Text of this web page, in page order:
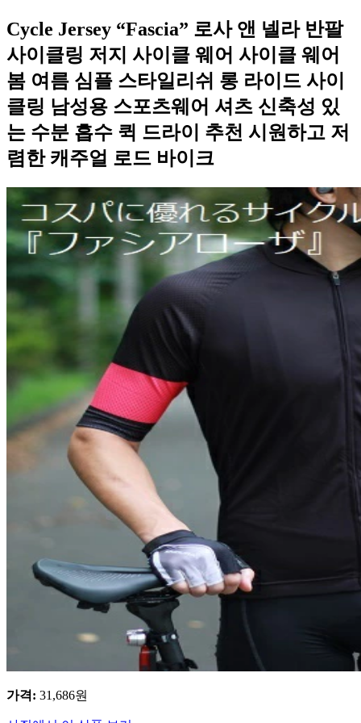
Cycle Jersey “Fascia” 로사 앤 넬라 반팔
사이클링 저지 사이클 웨어 사이클 웨어
봄 여름 심플 스타일리쉬 롱 라이드 사이
클링 남성용 스포츠웨어 셔츠 신축성 있
는 수분 흡수 퀵 드라이 추천 시원하고 저
렴한 캐주얼 로드 바이크
가격: 31,686원